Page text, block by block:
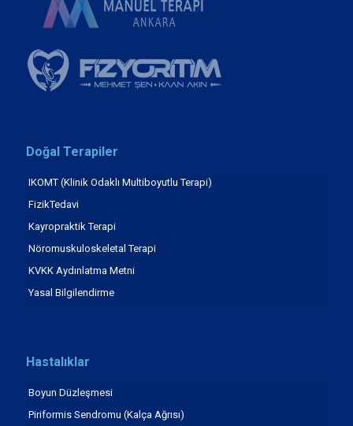
Doğal Terapiler
IKOMT (Klinik Odaklı Multiboyutlu Terapi)
FizikTedavi
Kayropraktik Terapi
Nöromuskuloskeletal Terapi
KVKK Aydınlatma Metni
Yasal Bilgilendirme
Hastalıklar
Boyun Düzleşmesi
Piriformis Sendromu (Kalça Ağrısı)